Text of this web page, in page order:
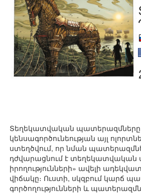
Տեղեկատվական պատերազմները և
կենսագործունեության այլ
ստեղծվում, որ նման
դժվարացնում է տեղեկատվական
իրողությունների» ավելի
վիճակը։ Ուստի, սկզբում կարճ
գործողությունների և